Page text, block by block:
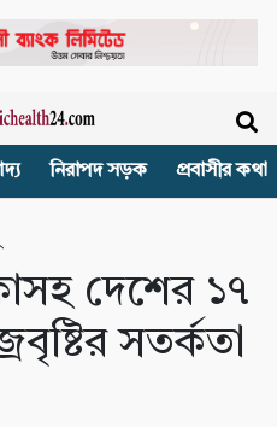
নিরাপদ সড়ক প্রবাসীর কথা
দেশের ১৭
সতর্কতা